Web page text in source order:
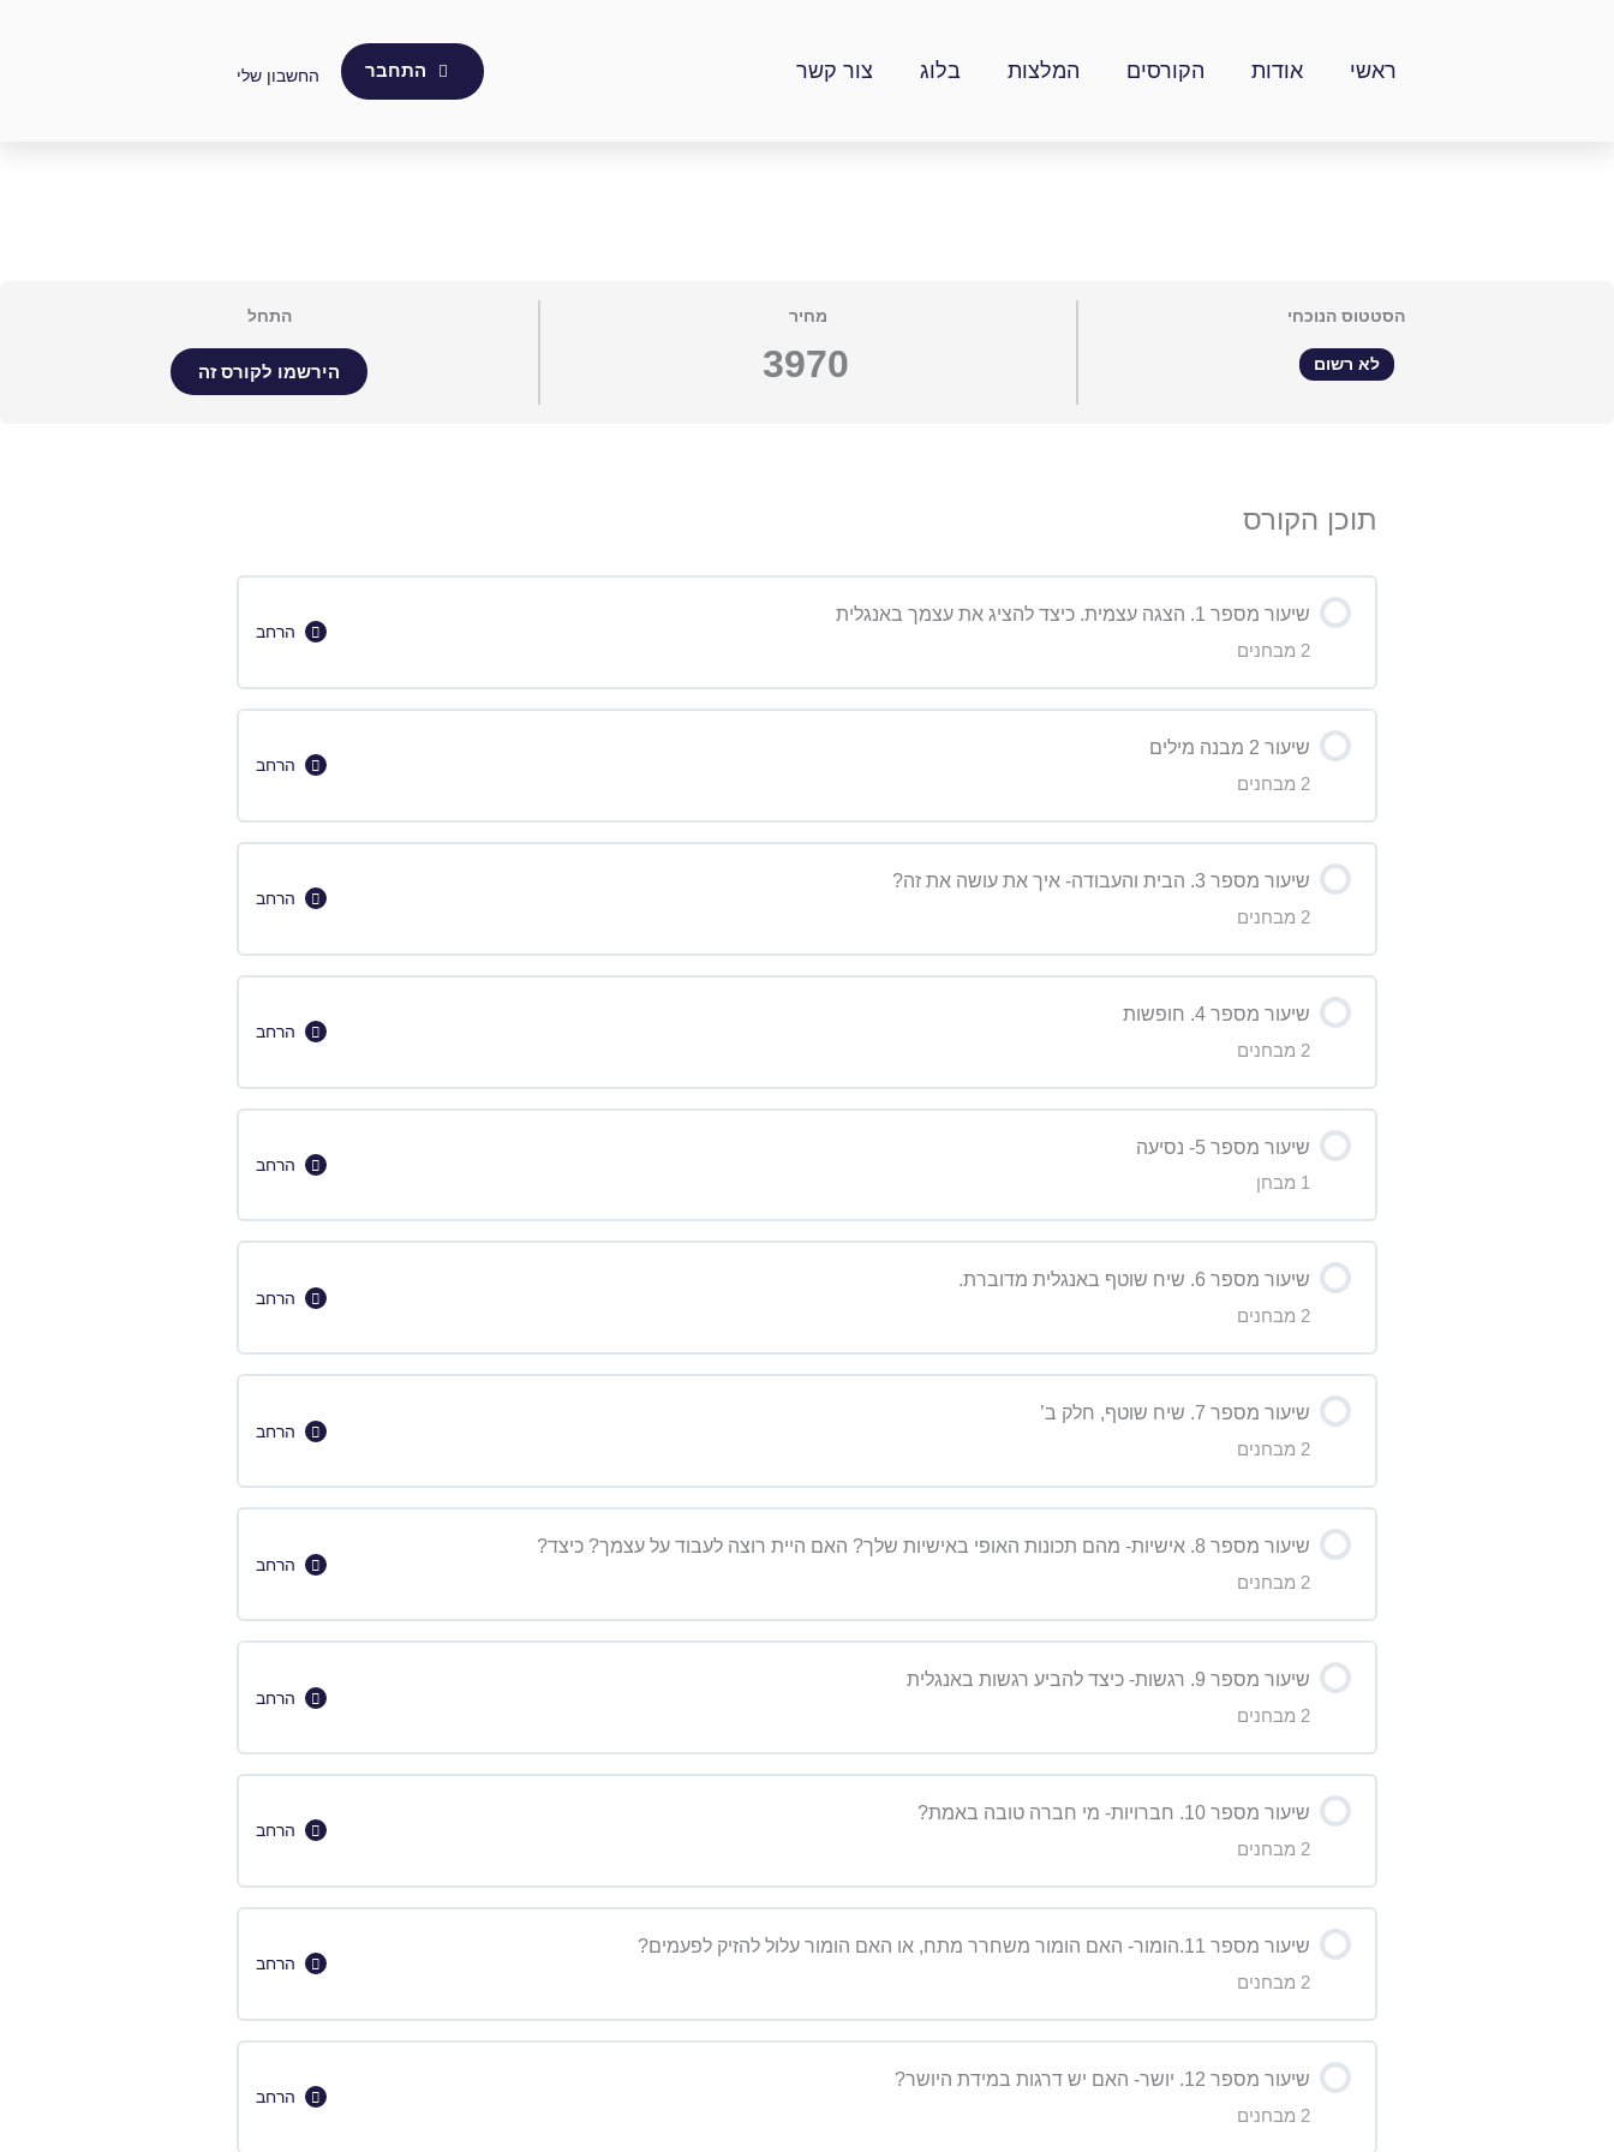
ראשי אודות הקורסים המלצות בלוג צור קשר התחבר החשבון שלי
הסטטוס הנוכחי
לא רשום
מחיר
3970
התחל
הירשמו לקורס זה
תוכן הקורס
שיעור מספר 1. הצגה עצמית. כיצד להציג את עצמך באנגלית
2 מבחנים
הרחב
מבחן על דקדוק – שיעור 1
מבחן על הסרטון- שיעור 1
שיעור 2 מבנה מילים
2 מבחנים
הרחב
מבחן על הסרטון- שיעור 2
מבחן על הדקדוק- שיעור 2 High level
שיעור מספר 3. הבית והעבודה- איך את עושה את זה?
2 מבחנים
הרחב
מבחן על הסרטון- שיעור 3
מבחן על הדקדוק- שיעור 3 High level
שיעור מספר 4. חופשות
2 מבחנים
הרחב
מבחן על הסרטון – שיעור 4
מבחן על הדקדוק – שיעור 4
שיעור מספר 5- נסיעה
1 מבחן
הרחב
מבחן על הדקדוק- שיעור 5 High level
שיעור מספר 6. שיח שוטף באנגלית מדוברת.
2 מבחנים
הרחב
מבחן על הדקדוק שיעור 6
מבחן על הסרטון – שיעור 6
שיעור מספר 7. שיח שוטף, חלק ב’
2 מבחנים
הרחב
מבחן על הדקדוק- שיעור 7
מבחן על הסרטון- שיעור 7
שיעור מספר 8. אישיות- מהם תכונות האופי באישיות שלך? האם היית רוצה לעבוד על עצמך? כיצד?
2 מבחנים
הרחב
מבחן על הדקדוק – שיעור 10
מבחן על הסרטון – שיעור 10
שיעור מספר 9. רגשות- כיצד להביע רגשות באנגלית
2 מבחנים
הרחב
מבחן על הסרטון – שיעור 2
מבחן על הדקדוק – שיעור 2
שיעור מספר 10. חברויות- מי חברה טובה באמת?
2 מבחנים
הרחב
מבחן על הסרטון – שיעור 3
מבחן על הדקדוק- שיעור 3
שיעור מספר 11.הומור- האם הומור משחרר מתח, או האם הומור עלול להזיק לפעמים?
2 מבחנים
הרחב
מבחן על הסרטון שיעור 9
שיעור מספר 12. יושר- האם יש דרגות במידת היושר?
2 מבחנים
הרחב